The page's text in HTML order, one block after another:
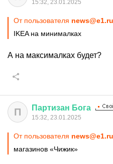
15:32, 23.01.2025
От пользователя news@e1.ru
IKEA на минималках
А на максималках будет?
П Партизан Бога
15:32, 23.01.2025
От пользователя news@e1.ru
магазинов «Чижик»